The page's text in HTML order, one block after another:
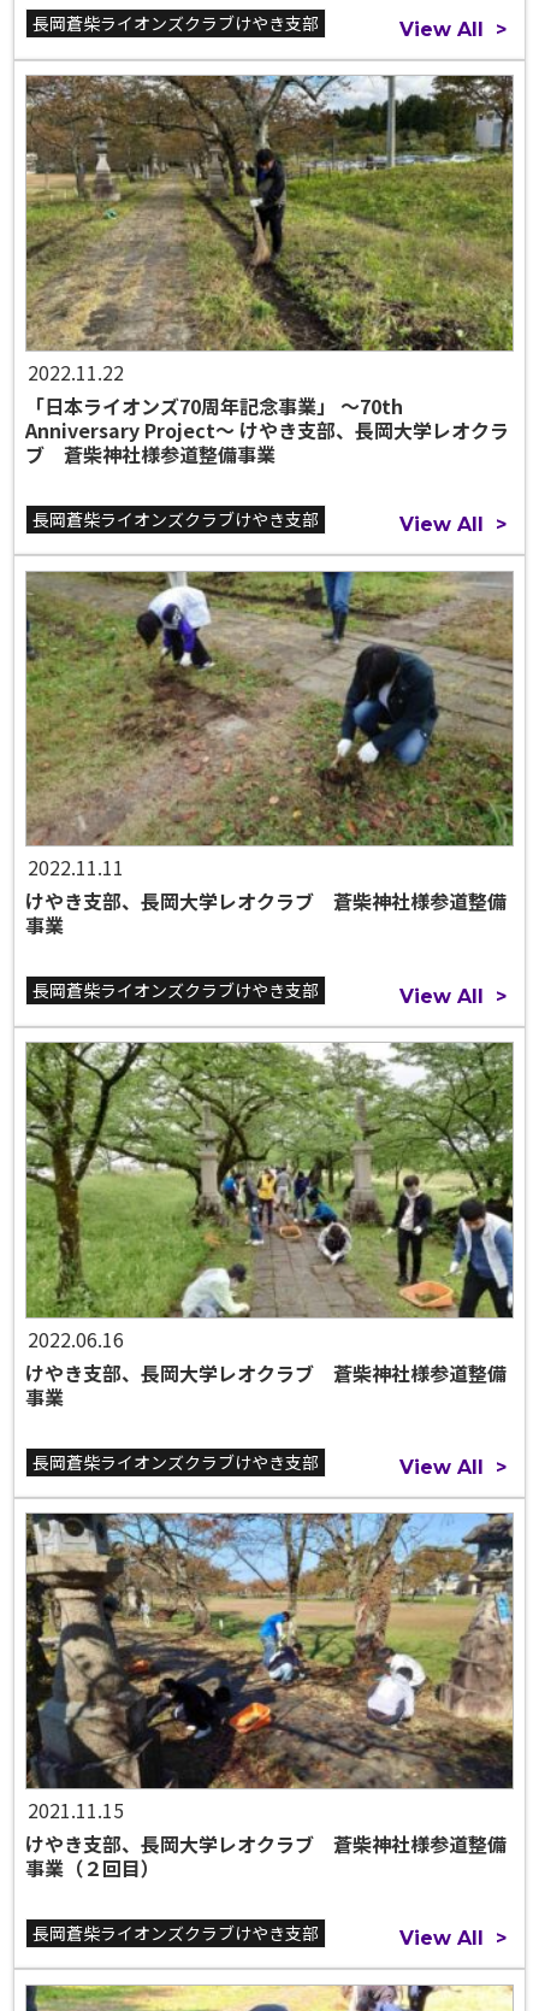
長岡蒼柴ライオンズクラブけやき支部 View All >
2022.11.22
「日本ライオンズ70周年記念事業」 ～70th
Anniversary Project～ けやき支部、長岡大学レオクラ
ブ 蒼柴神社様参道整備事業
長岡蒼柴ライオンズクラブけやき支部 View All >
2022.11.11
けやき支部、長岡大学レオクラブ 蒼柴神社様参道整備
事業
長岡蒼柴ライオンズクラブけやき支部 View All >
2022.06.16
けやき支部、長岡大学レオクラブ 蒼柴神社様参道整備
事業
長岡蒼柴ライオンズクラブけやき支部 View All >
2021.11.15
けやき支部、長岡大学レオクラブ 蒼柴神社様参道整備
事業（２回目）
長岡蒼柴ライオンズクラブけやき支部 View All >